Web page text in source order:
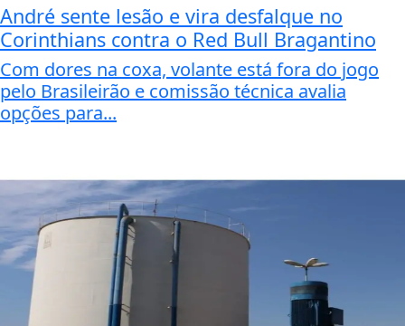
André sente lesão e vira desfalque no
Corinthians contra o Red Bull Bragantino
Com dores na coxa, volante está fora do jogo
pelo Brasileirão e comissão técnica avalia
opções para...